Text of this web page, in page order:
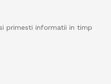
primesti informatii in timp